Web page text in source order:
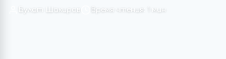
Булат Шакиров Время чтения: 1 мин